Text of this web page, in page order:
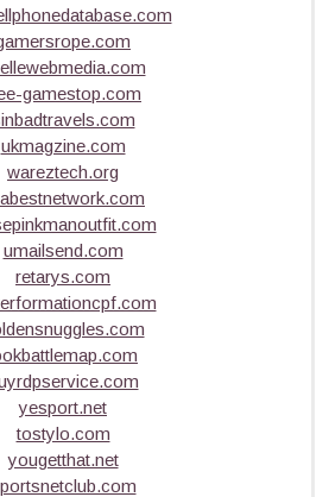
gamestop.com
ukmagzine.com
wareztech.org
umailsend.com
retarys.com
yesport.net
tostylo.com
yougetthat.net